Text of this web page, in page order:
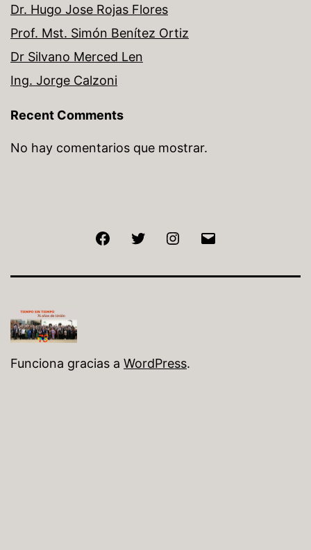
Dr. Hugo Jose Rojas Flores
Prof. Mst. Simón Benítez Ortiz
Dr Silvano Merced Len
Ing. Jorge Calzoni
Recent Comments
No hay comentarios que mostrar.
Funciona gracias a WordPress.